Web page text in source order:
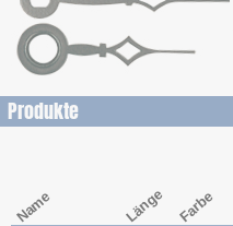
Produkte
Name Länge Farbe